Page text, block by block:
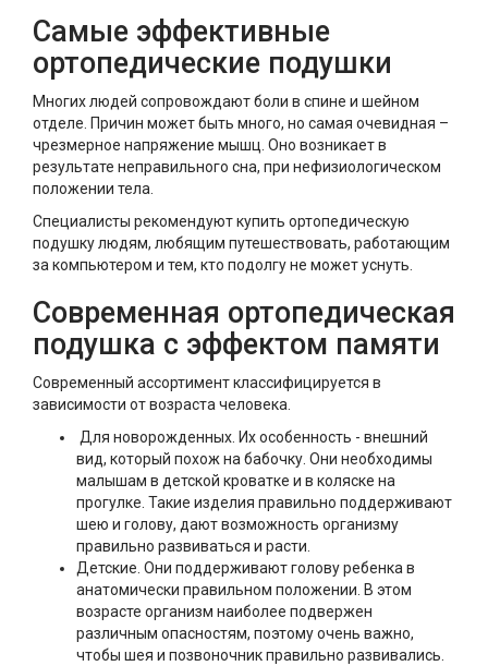
Самые эффективные
ортопедические подушки
Многих людей сопровождают боли в спине и шейном
отделе. Причин может быть много, но самая очевидная –
чрезмерное напряжение мышц. Оно возникает в
результате неправильного сна, при нефизиологическом
положении тела.
Специалисты рекомендуют купить ортопедическую
подушку людям, любящим путешествовать, работающим
за компьютером и тем, кто подолгу не может уснуть.
Современная ортопедическая
подушка с эффектом памяти
Современный ассортимент классифицируется в
зависимости от возраста человека.
Для новорожденных. Их особенность - внешний
вид, который похож на бабочку. Они необходимы
малышам в детской кроватке и в коляске на
прогулке. Такие изделия правильно поддерживают
шею и голову, дают возможность организму
правильно развиваться и расти.
Детские. Они поддерживают голову ребенка в
анатомически правильном положении. В этом
возрасте организм наиболее подвержен
различным опасностям, поэтому очень важно,
чтобы шея и позвоночник правильно развивались.